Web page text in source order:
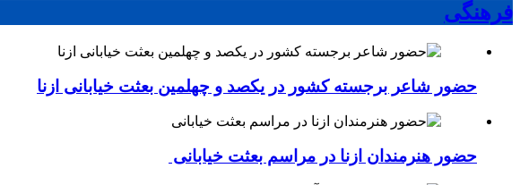
فرهنگی
حضور شاعر برجسته کشور در یکصد و چهلمین بعثت خیابانی ازنا
حضور هنرمندان ازنا در مراسم بعثت خیابانی